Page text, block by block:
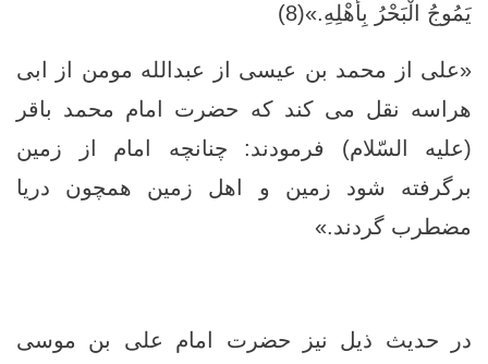
يَمُوجُ الْبَحْرُ بِأَهْلِهِ.»(8)
«علی از محمد بن عیسی از عبدالله مومن از ابی
هراسه نقل می کند که حضرت امام محمد باقر
(علیه السّلام) فرمودند: چنانچه امام از زمين
برگرفته شود زمين و اهل زمین همچون دریا
مضطرب گردند.»
در حدیث ذیل نیز حضرت امام علی بن موسی